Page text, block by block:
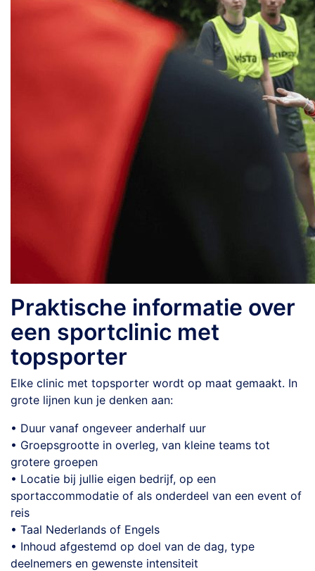
Praktische informatie over
een sportclinic met
topsporter
Elke clinic met topsporter wordt op maat gemaakt. In
grote lijnen kun je denken aan:
• Duur vanaf ongeveer anderhalf uur
• Groepsgrootte in overleg, van kleine teams tot
grotere groepen
• Locatie bij jullie eigen bedrijf, op een
sportaccommodatie of als onderdeel van een event of
reis
• Taal Nederlands of Engels
• Inhoud afgestemd op doel van de dag, type
deelnemers en gewenste intensiteit